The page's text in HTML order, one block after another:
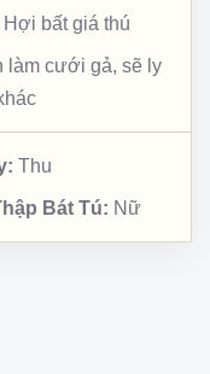
Hợi bất giá thú
làm cưới gả, sẽ ly
Thu
Bát Tú: Nữ